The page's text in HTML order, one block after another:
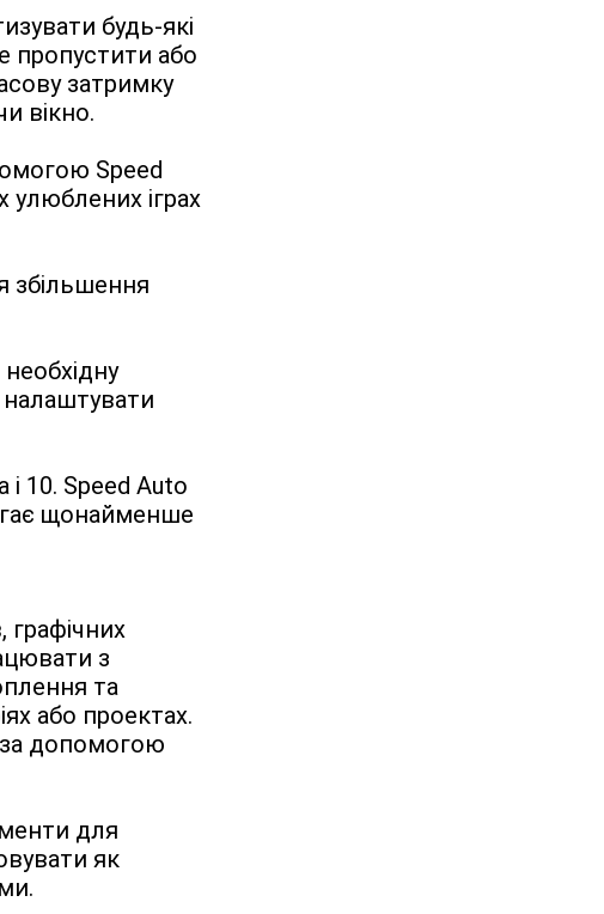
будь-які
або
затримку
вікно.
Speed
улюблених іграх
збільшення
і 10. Speed Auto
щонайменше
графічних
з
та
або проектах.
допомогою
для
як